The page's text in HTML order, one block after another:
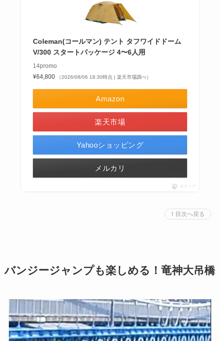
Coleman(コールマン) テント タフワイドドーム
V/300 スタートパッケージ 4〜6人用
14promo
¥64,800
（2026/08/06 18:30時点 | 楽天市場調べ）
Amazon
楽天市場
Yahooショッピング
メルカリ
ポチップ
⇧ 目次へ戻る
バンジージャンプも楽しめる！竜神大吊橋